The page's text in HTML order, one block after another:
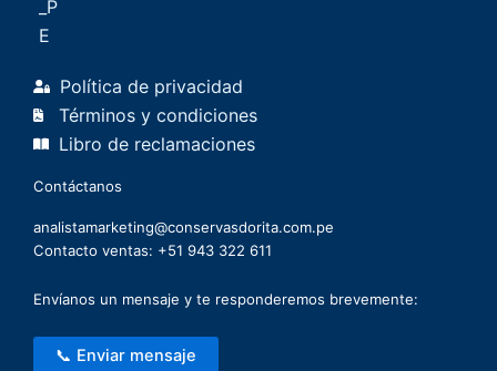
Política de privacidad
Términos y condiciones
Libro de reclamaciones
Contáctanos
analistamarketing@conservasdorita.com.pe
Contacto ventas: +51 943 322 611
Envíanos un mensaje y te responderemos brevemente:
📞 Enviar mensaje